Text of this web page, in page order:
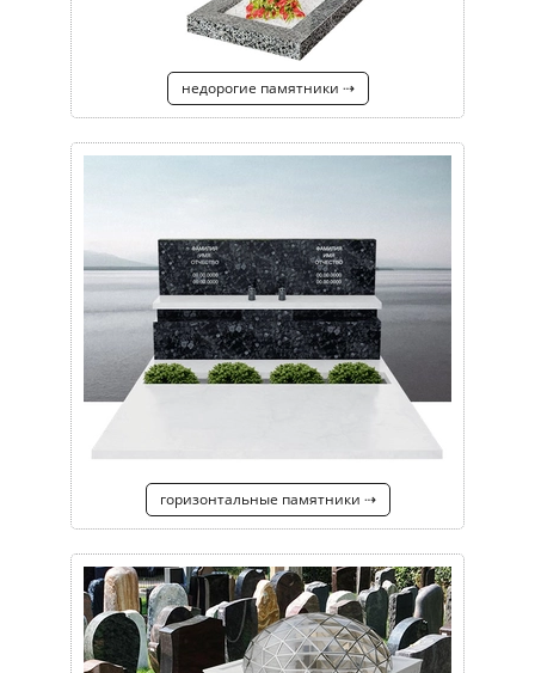
недорогие памятники ⇢
горизонтальные памятники ⇢